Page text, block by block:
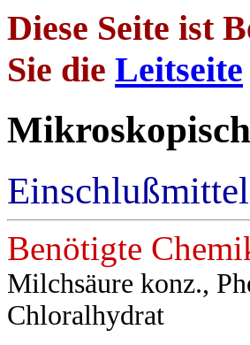
Diese Seite ist
Sie die Leitseite
Benötigte
Milchsäure konz.,
Chloralhydrat